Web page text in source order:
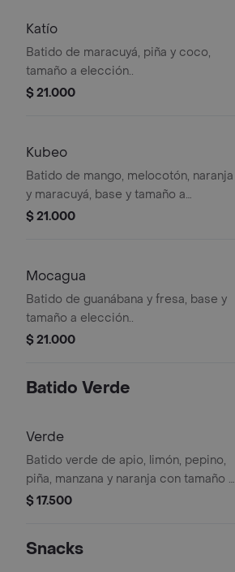
Katío
Batido de maracuyá, piña y coco,
tamaño a elección..
$ 21.000
Kubeo
Batido de mango, melocotón, naranja
y maracuyá, base y tamaño a
elección..
$ 21.000
Mocagua
Batido de guanábana y fresa, base y
tamaño a elección..
$ 21.000
Batido Verde
Verde
Batido verde de apio, limón, pepino,
piña, manzana y naranja con tamaño a
elección..
$ 17.500
Snacks